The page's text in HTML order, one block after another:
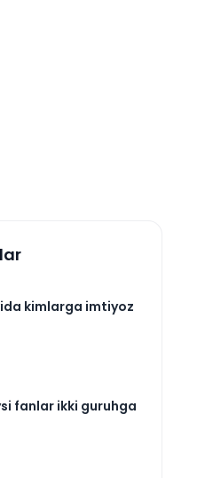
kimlarga imtiyoz
fanlar ikki guruhga